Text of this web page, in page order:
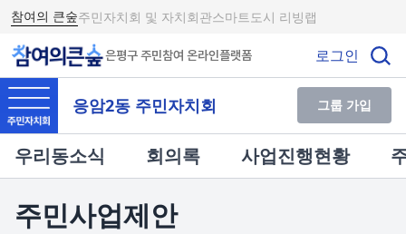
참여의 큰숲주민자치회 및 자치회관스마트도시 리빙랩
은평구 주민참여 온라인플랫폼 로그인
응암2동 주민자치회 그룹 가입
우리동소식 회의록 사업진행현황
주민사업제안